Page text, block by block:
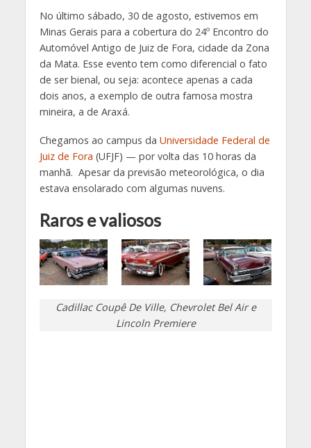
No último sábado, 30 de agosto, estivemos em
Minas Gerais para a cobertura do 24º Encontro do
Automóvel Antigo de Juiz de Fora, cidade da Zona
da Mata. Esse evento tem como diferencial o fato
de ser bienal, ou seja: acontece apenas a cada
dois anos, a exemplo de outra famosa mostra
mineira, a de Araxá.
Chegamos ao campus da Universidade Federal de
Juiz de Fora (UFJF) — por volta das 10 horas da
manhã. Apesar da previsão meteorológica, o dia
estava ensolarado com algumas nuvens.
Raros e valiosos
Cadillac Coupê De Ville, Chevrolet Bel Air e
Lincoln Premiere